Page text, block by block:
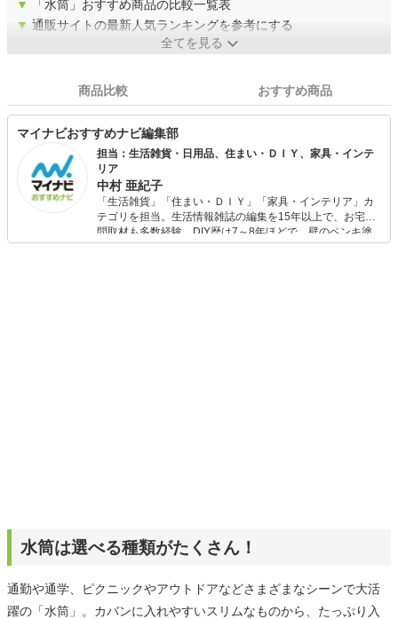
▼
「水筒」おすすめ商品の比較一覧表
▼ 通販サイトの最新人気ランキングを参考にする
全てを見る
商品比較 おすすめ商品
マイナビおすすめナビ編集部
担当：生活雑貨・日用品、住まい・ＤＩＹ、家具・インテ
リア
中村 亜紀子
「生活雑貨」「住まい・ＤＩＹ」「家具・インテリア」カ
テゴリを担当。生活情報雑誌の編集を15年以上で、お宅訪
問取材も多数経験。DIY歴は7～8年ほどで、壁のペンキ塗
りや壁紙チェンジなどもチャレンジ済み。初心者でもモノ
水筒は選べる種類がたくさん！
通勤や通学、ピクニックやアウトドアなどさまざまなシーンで大活
躍の「水筒」。カバンに入れやすいスリムなものから、たっぷり入